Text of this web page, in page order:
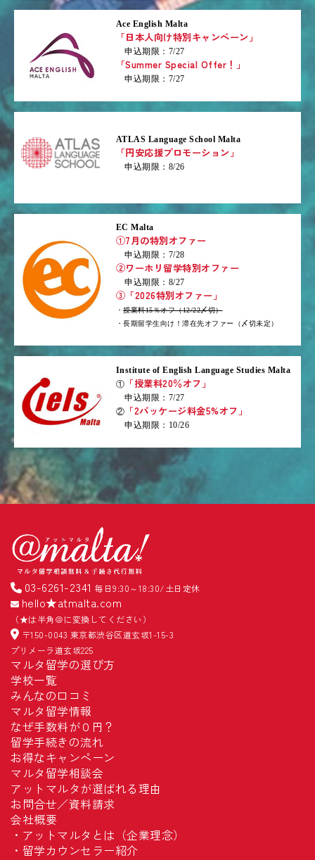
Ace English Malta
「日本人向け特別キャンペーン」
申込期限：7/27
「Summer Special Offer！」
申込期限：7/27
ATLAS Language School Malta
「円安応援プロモーション」
申込期限：8/26
EC Malta
①7月の特別オファー
申込期限：7/28
②ワーホリ留学特別オファー
申込期限：8/27
③「2026特別オファー」
・授業料15％オフ（12/22〆切）
・長期留学生向け！滞在先オファー（〆切未定）
Institute of English Language Studies Malta
① 「授業料20％オフ」
申込期限：7/27
② 「2パッケージ料金5%オフ」
申込期限：10/26
03-6261-2341 毎日9:30～18:30/土日定休
hello★atmalta.com
（★は半角＠に変換してください）
〒150-0043 東京都渋谷区道玄坂1-15-3
プリメーラ道玄坂225
マルタ留学の選び方
学校一覧
みんなの口コミ
マルタ留学情報
なぜ手数料が０円？
留学手続きの流れ
お得なキャンペーン
マルタ留学相談会
アットマルタが選ばれる理由
お問合せ／資料請求
会社概要
・ アットマルタとは（企業理念）
・ 留学カウンセラー紹介